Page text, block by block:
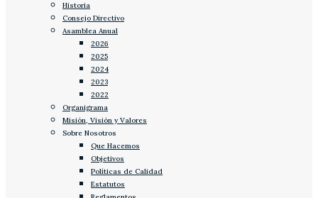
Historia
Consejo Directivo
Asamblea Anual
2026
2025
2024
2023
2022
Organigrama
Misión, Visión y Valores
Sobre Nosotros
Que Hacemos
Objetivos
Políticas de Calidad
Estatutos